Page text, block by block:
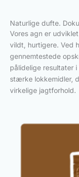
Naturlige dufte.
Vores agn er
vildt, hurtigere. Ved
gennemtestede
pålidelige resultater
stærke lokkemidler,
virkelige jagtforhold.